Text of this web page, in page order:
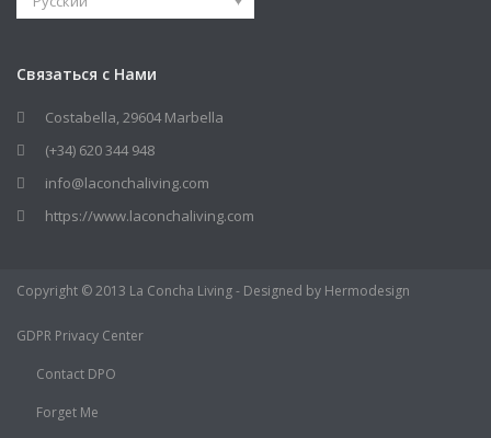
Связаться с Нами
Costabella, 29604 Marbella
(+34) 620 344 948
info@laconchaliving.com
https://www.laconchaliving.com
Copyright © 2013 La Concha Living - Designed by Hermodesign
GDPR Privacy Center
Contact DPO
Forget Me